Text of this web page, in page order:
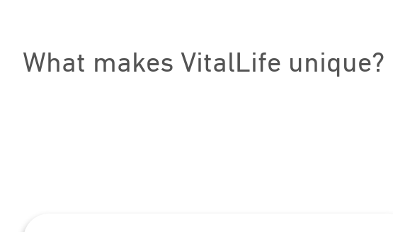
What makes VitalLife unique?